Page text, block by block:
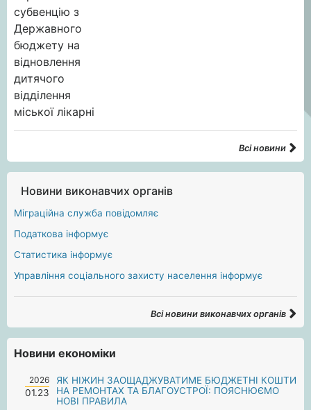
Всі новини
Новини виконавчих органів
Міграційна служба повідомляє
Податкова інформує
Статистика інформує
Управління соціального захисту населення інформує
Всі новини виконавчих органів
Новини економіки
2026
01.23
ЯК НІЖИН ЗАОЩАДЖУВАТИМЕ БЮДЖЕТНІ КОШТИ
НА РЕМОНТАХ ТА БЛАГОУСТРОЇ: ПОЯСНЮЄМО
НОВІ ПРАВИЛА